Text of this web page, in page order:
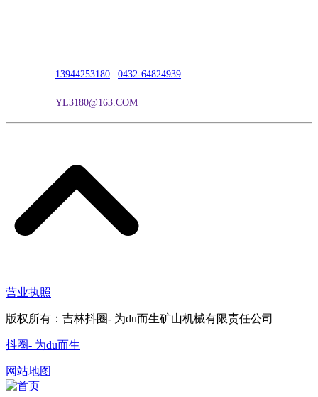
13944253180 0432-64824939
YL3180@163.COM
营业执照
版权所有：吉林抖圈- 为du而生矿山机械有限责任公司
抖圈- 为du而生
网站地图